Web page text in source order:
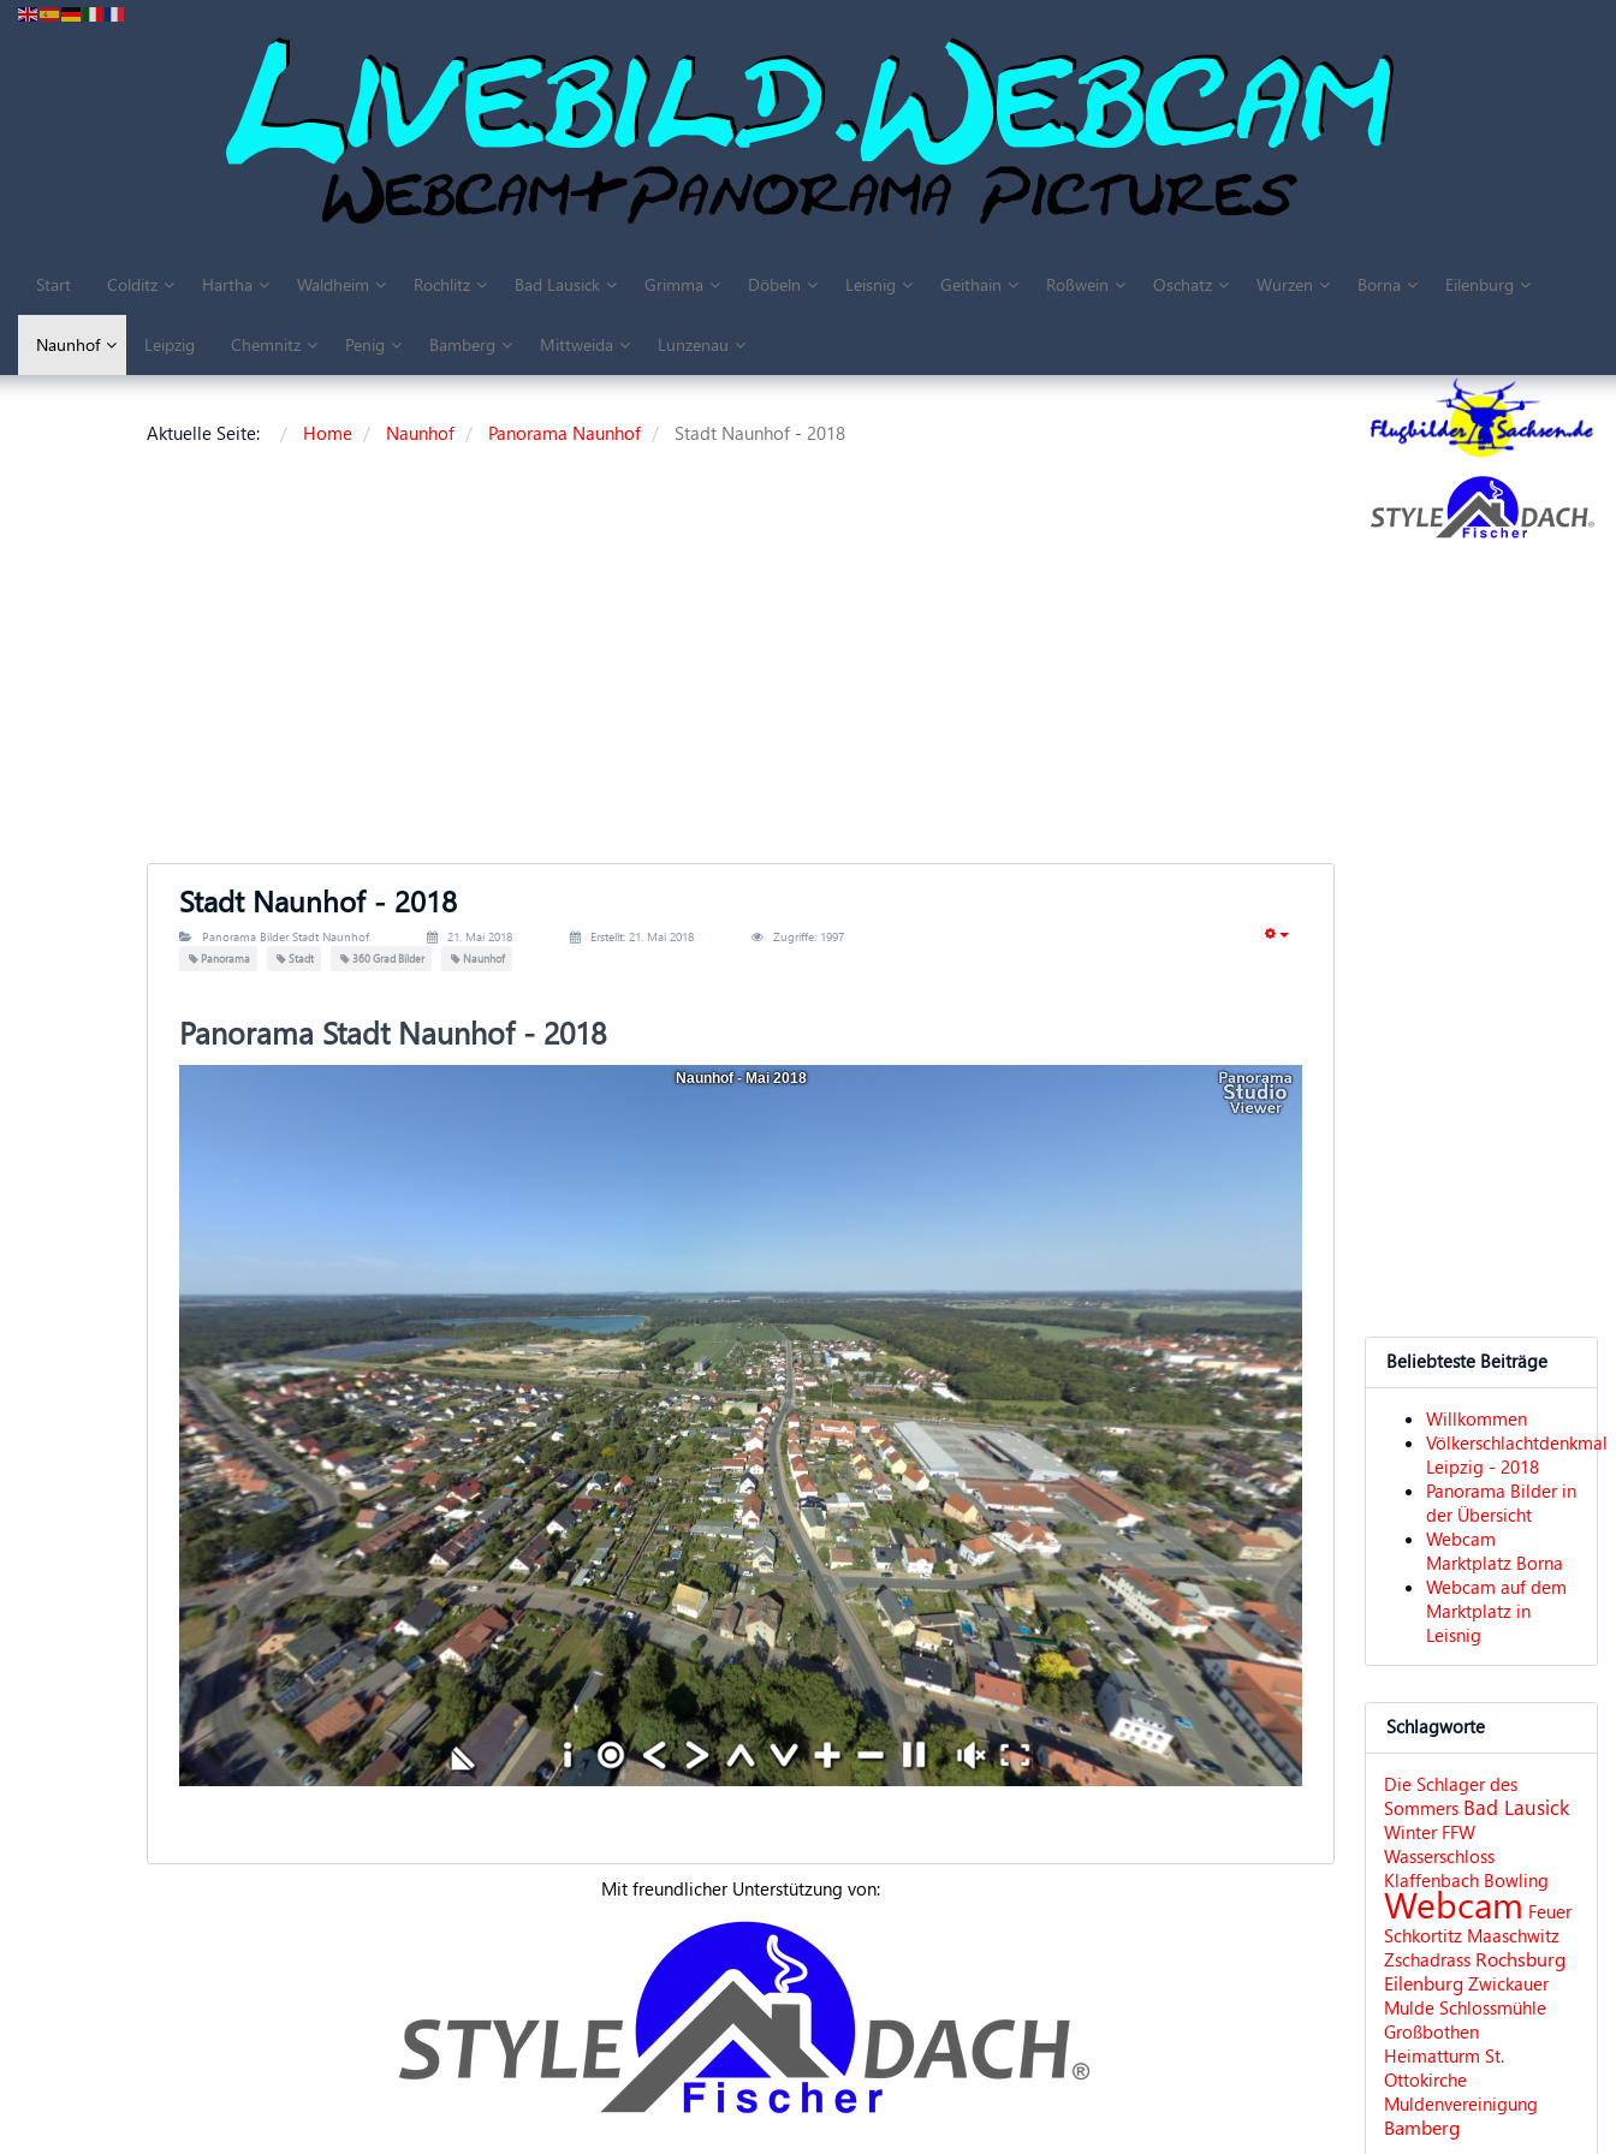
Start Colditz Hartha Waldheim Rochlitz Bad Lausick Grimma Döbeln Leisnig Geithain Roßwein Oschatz Wurzen Borna Eilenburg
Naunhof Leipzig Chemnitz Penig Bamberg Mittweida Lunzenau
Aktuelle Seite: Home Naunhof Panorama Naunhof Stadt Naunhof - 2018
Stadt Naunhof - 2018
Panorama Bilder Stadt Naunhof 21. Mai 2018 Erstellt: 21. Mai 2018
Zugriffe: 1997
Panorama
Stadt 360 Grad Bilder Naunhof
Panorama Stadt Naunhof - 2018
Mit freundlicher Unterstützung von:
Beliebteste Beiträge
Willkommen
Völkerschlachtdenkmal
Leipzig - 2018
Panorama Bilder in
der Übersicht
Webcam
Marktplatz Borna
Webcam auf dem
Marktplatz in
Leisnig
Schlagworte
Die Schlager des
Sommers Bad Lausick
Winter FFW
Wasserschloss
Klaffenbach Bowling
Webcam Feuer
Schkortitz Maaschwitz
Zschadrass Rochsburg
Eilenburg Zwickauer
Mulde Schlossmühle
Großbothen
Heimatturm St.
Ottokirche
Muldenvereinigung
Bamberg